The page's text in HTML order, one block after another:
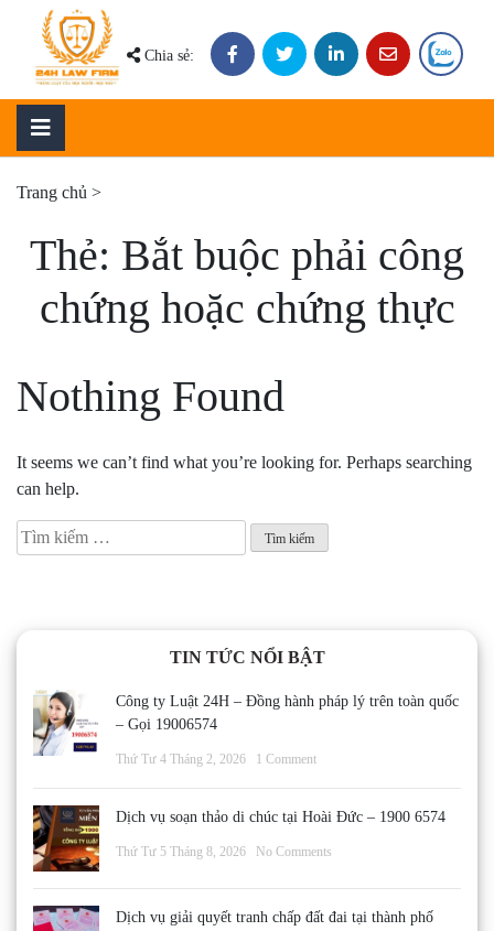
content
Chia sẻ:
Trang chủ >
Thẻ: Bắt buộc phải công
chứng hoặc chứng thực
Nothing Found
It seems we can’t find what you’re looking for. Perhaps searching
can help.
Tìm
kiếm
TIN TỨC NỔI BẬT
Công ty Luật 24H – Đồng hành pháp lý trên toàn quốc
– Gọi 19006574
Thứ Tư 4 Tháng 2, 2026 1 Comment
Dịch vụ soạn thảo di chúc tại Hoài Đức – 1900 6574
Thứ Tư 5 Tháng 8, 2026 No Comments
Dịch vụ giải quyết tranh chấp đất đai tại thành phố